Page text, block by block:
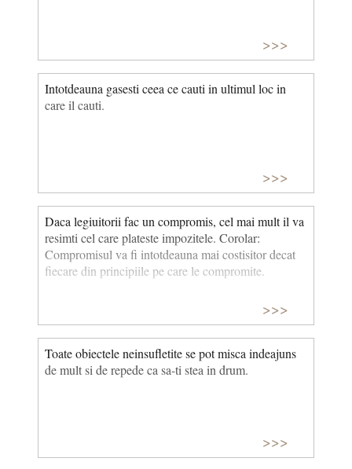
>>>
Intotdeauna gasesti ceea ce cauti in ultimul loc in
care il cauti.
>>>
Daca legiuitorii fac un compromis, cel mai mult il va
resimti cel care plateste impozitele. Corolar:
Compromisul va fi intotdeauna mai costisitor decat
fiecare din principiile pe care le compromite.
>>>
Toate obiectele neinsufletite se pot misca indeajuns
de mult si de repede ca sa-ti stea in drum.
>>>